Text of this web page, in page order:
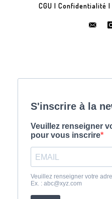
CGU | Confidentialité |